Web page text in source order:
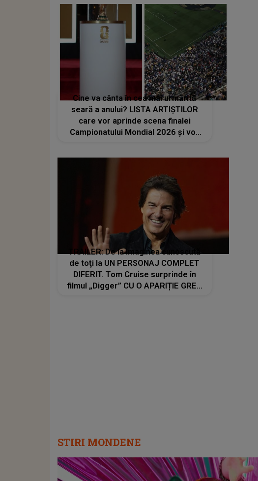
Cine va cânta în cea mai urmărită
seară a anului? LISTA ARTIȘTILOR
care vor aprinde scena finalei
Campionatului Mondial 2026 și vor
TRAILER: De la imaginea cunoscută
de toţi la UN PERSONAJ COMPLET
DIFERIT. Tom Cruise surprinde în
filmul „Digger” CU O APARIȚIE GREU
STIRI MONDENE